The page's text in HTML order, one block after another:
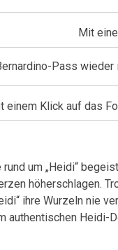
Mit
Pass
einem Klick auf das
rund um „Heidi“
höherschlagen.
ihre Wurzeln nie
authentischen Heidi-